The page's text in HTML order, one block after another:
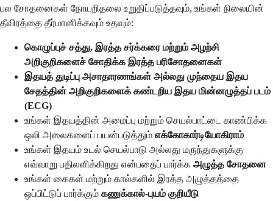
பல சோதனைகள் நோயறிதலை உறுதிப்படுத்தவும், உங்கள் நிலையின்
தீவிரத்தை தீர்மானிக்கவும் உதவும்:
கொழுப்புச் சத்து, இரத்த சர்க்கரை மற்றும் அழற்சி
அறிகுறிகளைச் சோதிக்க இரத்த பரிசோதனைகள்
இதயத் துடிப்பு அசாதாரணங்கள் அல்லது முந்தைய இதய
சேதத்தின் அறிகுறிகளைக் கண்டறிய இதய மின்னழுத்தப் படம்
(ECG)
உங்கள் இதயத்தின் அமைப்பு மற்றும் செயல்பாட்டை காண்பிக்க
ஒலி அலைகளைப் பயன்படுத்தும் எக்கோகார்டியோகிராம்
உங்கள் இதயம் உடல் செயல்பாடு அல்லது மருந்துகளுக்கு
எவ்வாறு பதிலளிக்கிறது என்பதைப் பார்க்க அழுத்த சோதனை
உங்கள் கைகள் மற்றும் கால்களில் இரத்த அழுத்தத்தை
ஒப்பிட்டுப் பார்க்கும் கணுக்கால்-புயம் குறியீடு